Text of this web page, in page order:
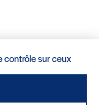
contrôle sur ceux